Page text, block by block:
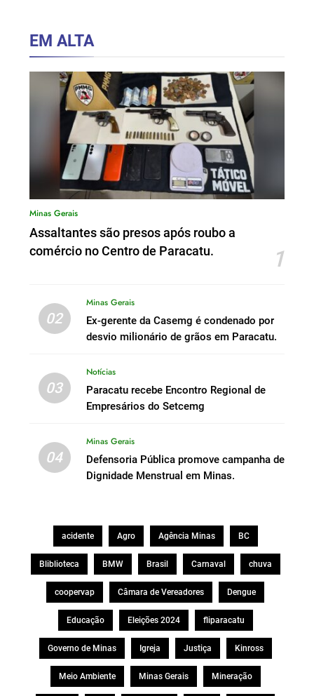
EM ALTA
Minas Gerais
Assaltantes são presos após roubo a
comércio no Centro de Paracatu.
1
02
Minas Gerais
Ex-gerente da Casemg é condenado por
desvio milionário de grãos em Paracatu.
03
Notícias
Paracatu recebe Encontro Regional de
Empresários do Setcemg
04
Minas Gerais
Defensoria Pública promove campanha de
Dignidade Menstrual em Minas.
acidente Agro Agência Minas BC
Bliblioteca BMW Brasil Carnaval chuva
coopervap Câmara de Vereadores Dengue
Educação Eleições 2024 fliparacatu
Governo de Minas Igreja Justiça Kinross
Meio Ambiente Minas Gerais Mineração